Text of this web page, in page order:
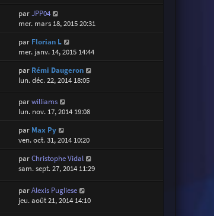
parJPP04
mer. mars 18, 2015 20:31
par Florian L
mer. janv. 14, 2015 14:44
par Rémi Daugeron
lun. déc. 22, 2014 18:05
parwilliams
lun. nov. 17, 2014 19:08
par Max Py
ven. oct. 31, 2014 10:20
parChristophe Vidal
sam. sept. 27, 2014 11:29
parAlexis Pugliese
jeu. août 21, 2014 14:10